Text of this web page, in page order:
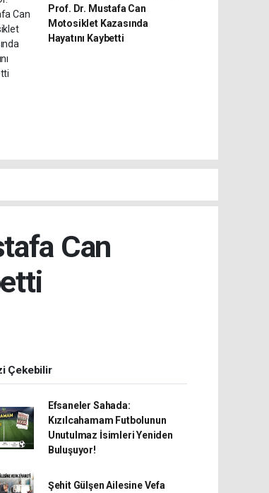
Prof. Dr. Mustafa Can
Motosiklet Kazasında
Hayatını Kaybetti
Can
Çekebilir
Efsaneler Sahada:
Kızılcahamam Futbolunun
Unutulmaz İsimleri Yeniden
Buluşuyor!
Şehit Gülşen Ailesine Vefa